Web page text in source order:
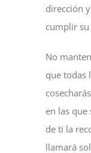
dirección
cumplir su
No
que todas
en las
de ti la
llamará